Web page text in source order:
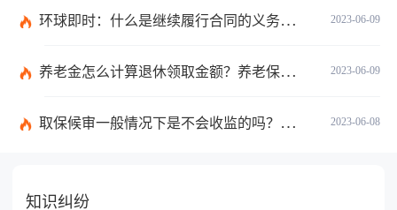
2023-06-09
环球即时：什么是继续履行合同的义务？合同终止与合同解除的区别有哪些？
2023-06-09
养老金怎么计算退休领取金额？养老保险领取条件是什么？
2023-06-08
取保候审一般情况下是不会收监的吗？取保候审的条件是什么？ 世界热讯
知识纠纷